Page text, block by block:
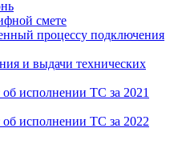
смете
процессу подключения
и выдачи технических
исполнении ТС за 2021
исполнении ТС за 2022